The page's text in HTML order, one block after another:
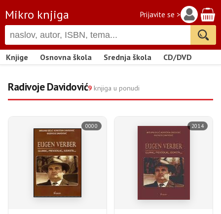
Mikro knjiga Prijavite se >
Knjige Osnovna škola Srednja škola CD/DVD
Radivoje Davidović9 knjiga u ponudi
0000 2014